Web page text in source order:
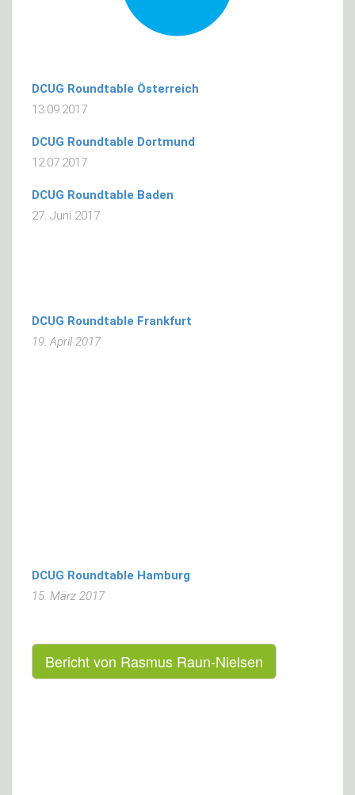
DCUG Roundtable Österreich
13.09.2017
DCUG Roundtable Dortmund
12.07.2017
DCUG Roundtable Baden
27. Juni 2017
DCUG Roundtable Frankfurt
19. April 2017
DCUG Roundtable Hamburg
15. März 2017
Bericht von Rasmus Raun-Nielsen